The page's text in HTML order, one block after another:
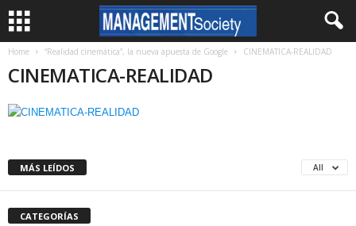
Home “Realidad cinemática”, la nueva apuesta de Google CINEMATICA-REALIDAD
CINEMATICA-REALIDAD
MÁS LEÍDOS All
CATEGORÍAS